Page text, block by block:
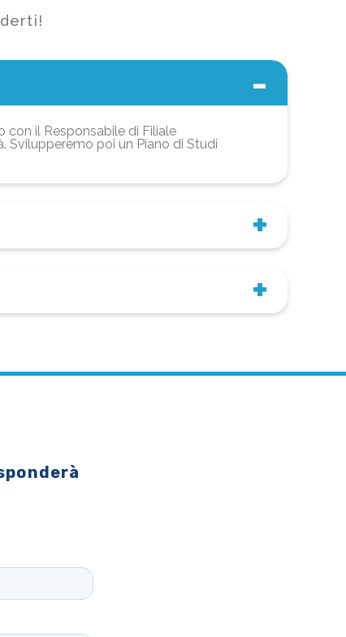
con il Responsabile di Filiale
Svilupperemo poi un Piano di Studi